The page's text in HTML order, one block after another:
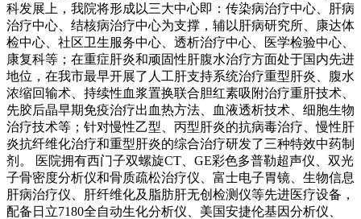
科发展上，我院将形成以三大中心即：传染病治疗中心、肝病
治疗中心、结核病治疗中心为支撑，辅以肝病研究所、康达体
检中心、社区卫生服务中心、透析治疗中心、医学检验中心、
康复科等；在重症肝炎和顽固性肝腹水治疗方面处于国内先进
地位，在我市最早开展了人工肝支持系统治疗重型肝炎、腹水
浓缩回输术、持续性血浆置换联合胆红素吸附治疗重肝技术、
先胶后晶早期免疫治疗出血热方法、血液透析技术、细胞生物
治疗技术等；针对慢性乙型、丙型肝炎的抗病毒治疗、慢性肝
炎抗纤维化治疗和重型肝炎的综合治疗研发了三种特效中药制
剂。 医院拥有西门子双螺旋CT、GE彩色多普勒超声仪、双光
子骨密度分析仪和骨质疏松治疗仪、富士电子胃镜、生物信息
肝病治疗仪、肝纤维化及脂肪肝无创检测仪等先进医疗设备，
配备日立7180全自动生化分析仪、美国安捷伦基因分析仪、